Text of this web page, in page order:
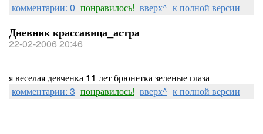
комментарии: 0 понравилось! вверх^ к полной версии
Дневник крассавица_астра
22-02-2006 20:46
я веселая девченка 11 лет брюнетка зеленые глаза
комментарии: 3 понравилось! вверх^ к полной версии